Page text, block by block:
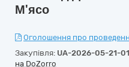
М'ясо
Оголошення про
Закупівля: UA-2026-05-21-
на DoZorro